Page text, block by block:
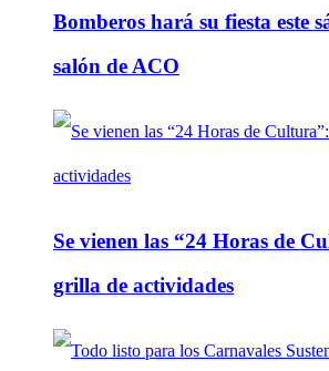
Bomberos hará su fiesta este
salón de ACO
Se vienen las “24 Horas de
grilla de actividades